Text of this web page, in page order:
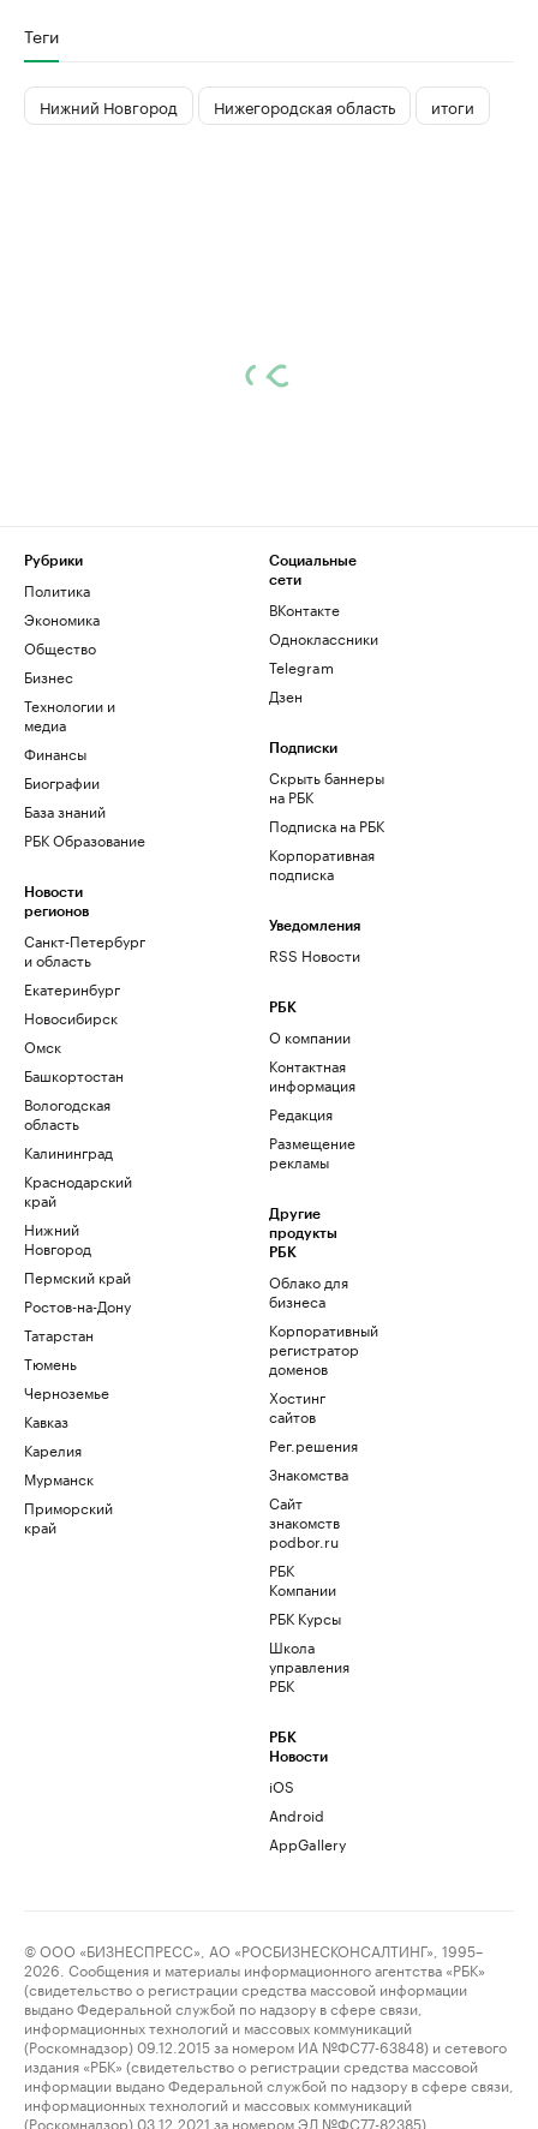
Теги
Нижний Новгород Нижегородская область итоги
Рубрики
Политика
Экономика
Общество
Бизнес
Технологии и
медиа
Финансы
Биографии
База знаний
РБК Образование
Новости
регионов
Санкт-Петербург
и область
Екатеринбург
Новосибирск
Омск
Башкортостан
Вологодская
область
Калининград
Краснодарский
край
Нижний
Новгород
Пермский край
Ростов-на-Дону
Татарстан
Тюмень
Черноземье
Кавказ
Карелия
Мурманск
Приморский
край
Социальные
сети
ВКонтакте
Одноклассники
Telegram
Дзен
Подписки
Скрыть баннеры
на РБК
Подписка на РБК
Корпоративная
подписка
Уведомления
RSS Новости
РБК
О компании
Контактная
информация
Редакция
Размещение
рекламы
Другие
продукты
РБК
Облако для
бизнеса
Корпоративный
регистратор
доменов
Хостинг
сайтов
Рег.решения
Знакомства
Сайт
знакомств
podbor.ru
РБК
Компании
РБК Курсы
Школа
управления
РБК
РБК
Новости
iOS
Android
AppGallery
© ООО «БИЗНЕСПРЕСС», АО «РОСБИЗНЕСКОНСАЛТИНГ», 1995–
2026. Сообщения и материалы информационного агентства «РБК»
(свидетельство о регистрации средства массовой информации
выдано Федеральной службой по надзору в сфере связи,
информационных технологий и массовых коммуникаций
(Роскомнадзор) 09.12.2015 за номером ИА №ФС77-63848) и сетевого
издания «РБК» (свидетельство о регистрации средства массовой
информации выдано Федеральной службой по надзору в сфере связи,
информационных технологий и массовых коммуникаций
(Роскомнадзор) 03.12.2021 за номером ЭЛ №ФС77-82385)